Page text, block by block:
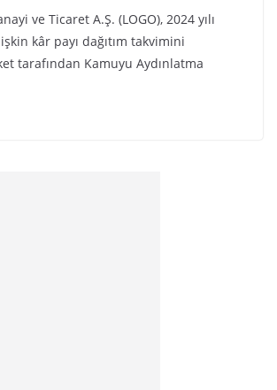
ve Ticaret A.Ş. (LOGO), 2024 yılı
kâr payı dağıtım takvimini
tarafından Kamuyu Aydınlatma